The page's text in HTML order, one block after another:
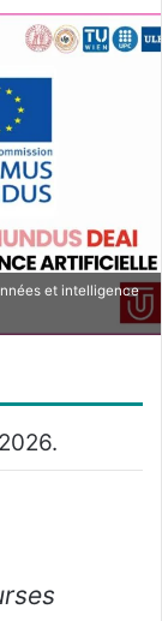
et intelligence